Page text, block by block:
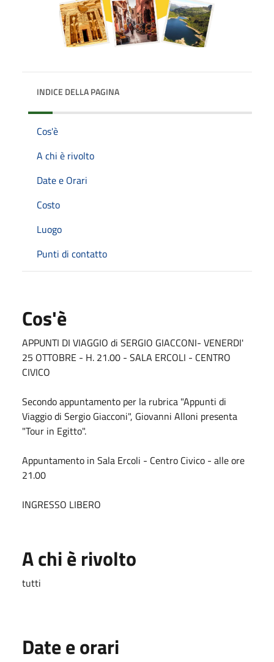
INDICE DELLA PAGINA
Cos'è
A chi è rivolto
Date e Orari
Costo
Luogo
Punti di contatto
Cos'è
APPUNTI DI VIAGGIO di SERGIO GIACCONI- VENERDI'
25 OTTOBRE - H. 21.00 - SALA ERCOLI - CENTRO
CIVICO
Secondo appuntamento per la rubrica "Appunti di
Viaggio di Sergio Giacconi", Giovanni Alloni presenta
"Tour in Egitto".
Appuntamento in Sala Ercoli - Centro Civico - alle ore
21.00
INGRESSO LIBERO
A chi è rivolto
tutti
Date e orari